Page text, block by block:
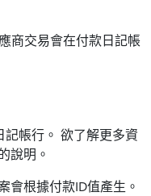
商交易會在付款日記帳
帳行。 欲了解更多資
說明。
會根據付款ID值產生。